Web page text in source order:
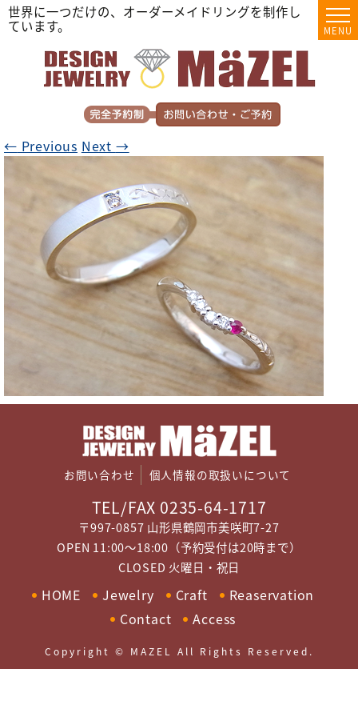
世界に一つだけの、オーダーメイドリングを制作し
ています。
MENU
← Previous Next →
お問い合わせ 個人情報の取扱いについて
TEL/FAX 0235-64-1717
〒997-0857 山形県鶴岡市美咲町7-27
OPEN 11:00～18:00（予約受付は20時まで）
CLOSED 火曜日・祝日
HOME Jewelry Craft
Reaservation
Contact
Access
Copyright © MAZEL All Rights Reserved.